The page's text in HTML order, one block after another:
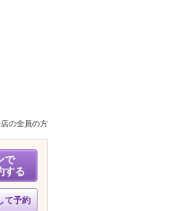
の全員の方
で
する
て予約